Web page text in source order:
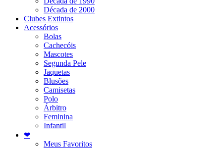
Década de 2000
Clubes Extintos
Acessórios
Bolas
Cachecóis
Mascotes
Segunda Pele
Jaquetas
Blusões
Camisetas
Polo
Árbitro
Feminina
Infantil
❤
Meus Favoritos